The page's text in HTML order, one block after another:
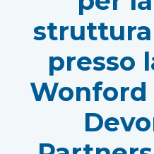
presso
Wonford